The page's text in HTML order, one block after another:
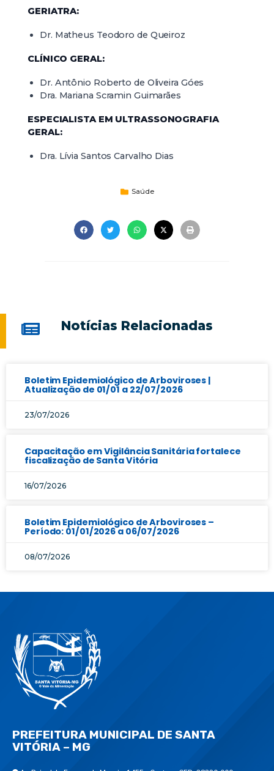
GERIATRA:
Dr. Matheus Teodoro de Queiroz
CLÍNICO GERAL:
Dr. Antônio Roberto de Oliveira Góes
Dra. Mariana Scramin Guimarães
ESPECIALISTA EM ULTRASSONOGRAFIA
GERAL:
Dra. Lívia Santos Carvalho Dias
Saúde
Notícias Relacionadas
Boletim Epidemiológico de Arboviroses |
Atualização de 01/01 a 22/07/2026
23/07/2026
Capacitação em Vigilância Sanitária fortalece
fiscalização de Santa Vitória
16/07/2026
Boletim Epidemiológico de Arboviroses –
Período: 01/01/2026 a 06/07/2026
08/07/2026
PREFEITURA MUNICIPAL DE SANTA
VITÓRIA – MG